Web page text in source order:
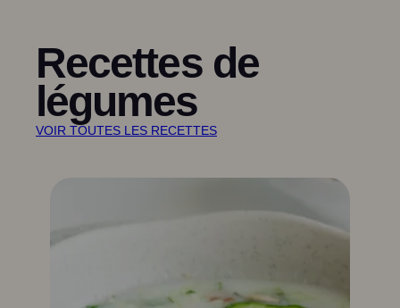
Recettes de
légumes
VOIR TOUTES LES RECETTES